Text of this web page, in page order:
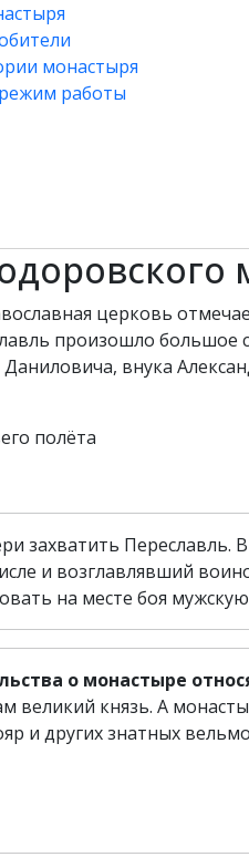
монастыря
работы
церковь
произошло большое
внука
захватить Переславль.
и возглавлявший
на месте боя
о монастыре
великий князь. А
и других знатных